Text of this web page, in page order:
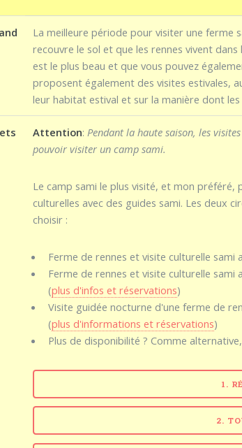
La meilleure période pour visiter une ferme
recouvre le sol et que les rennes vivent
est le plus beau et que vous pouvez
proposent également des visites estivales,
leur habitat estival et sur la manière dont
Attention: Pendant la haute saison, les
pouvoir visiter un camp sami.
Le camp sami le plus visité, et mon
culturelles avec des guides sami. Les deux
choisir :
Ferme de rennes et visite culturelle sami
Ferme de rennes et visite culturelle sami
(plus d'infos et réservations)
Visite guidée nocturne d'une ferme de
(plus d'informations et réservations)
Plus de disponibilité ? Comme
1.
2.